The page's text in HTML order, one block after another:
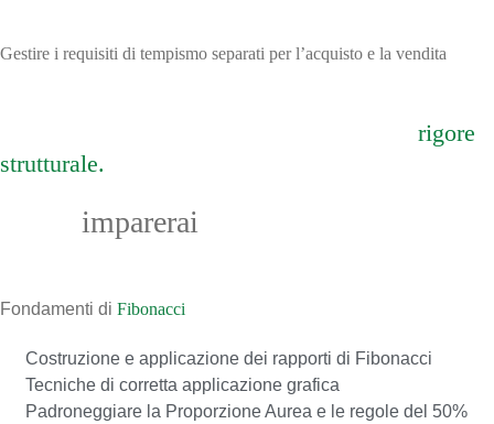
Gestire i requisiti di tempismo separati per l’acquisto e la vendita
rigore
strutturale.
imparerai
Fondamenti di Fibonacci
Costruzione e applicazione dei rapporti di Fibonacci
Tecniche di corretta applicazione grafica
Padroneggiare la Proporzione Aurea e le regole del 50%